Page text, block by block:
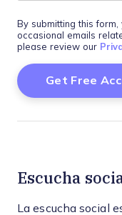
By submitting this
occasional emails
please review our
Escucha
La escucha social